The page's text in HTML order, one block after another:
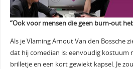
“Ook voor mensen die geen burn-out
Als je Vlaming Arnout Van den Bossche
dat hij comedian is: eenvoudig kostuum
brilletje en een kort gewiekt kapsel. Je